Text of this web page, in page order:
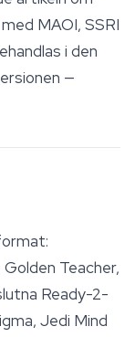
MAOI, SSRI
i den
—
Teacher,
Ready-2-
Jedi Mind